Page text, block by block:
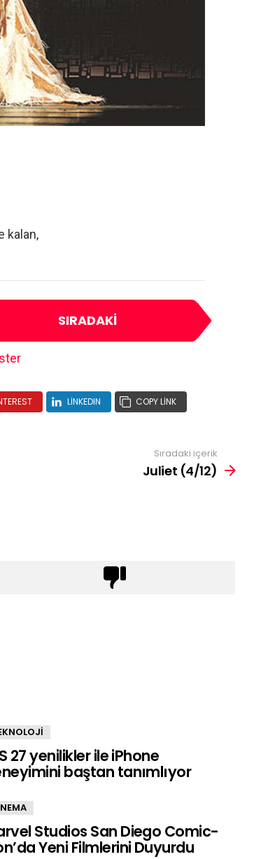
kalan,
SIRADAKI
LINKEDIN COPY LINK
Sıradaki içerik
Juliet (4/12)
27 yenilikler ile iPhone
baştan tanımlıyor
Studios San Diego Comic-
Yeni Filmlerini Duyurdu